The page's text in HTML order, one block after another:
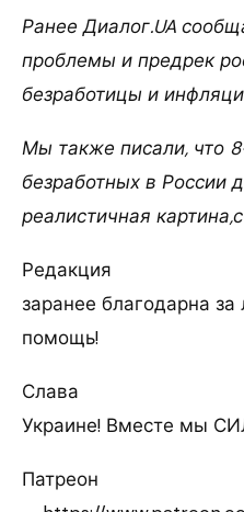
Ранее Диалог.UA
проблемы и предрек
безработицы и
Мы также писали, что
безработных в России
реалистичная
Редакция
заранее благодарна
помощь!
Слава
Украине! Вместе мы
Патреон